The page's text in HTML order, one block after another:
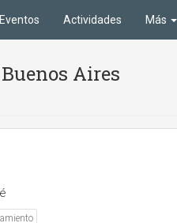
Eventos Actividades Más
Aires